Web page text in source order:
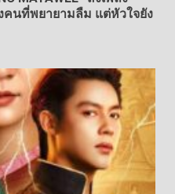
คนที่พยายามลืม แต่หัวใจยัง